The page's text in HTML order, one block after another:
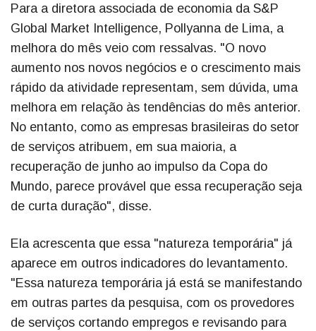
Para a diretora associada de economia da S&P
Global Market Intelligence, Pollyanna de Lima, a
melhora do mês veio com ressalvas. "O novo
aumento nos novos negócios e o crescimento mais
rápido da atividade representam, sem dúvida, uma
melhora em relação às tendências do mês anterior.
No entanto, como as empresas brasileiras do setor
de serviços atribuem, em sua maioria, a
recuperação de junho ao impulso da Copa do
Mundo, parece provável que essa recuperação seja
de curta duração", disse.
Ela acrescenta que essa "natureza temporária" já
aparece em outros indicadores do levantamento.
"Essa natureza temporária já está se manifestando
em outras partes da pesquisa, com os provedores
de serviços cortando empregos e revisando para